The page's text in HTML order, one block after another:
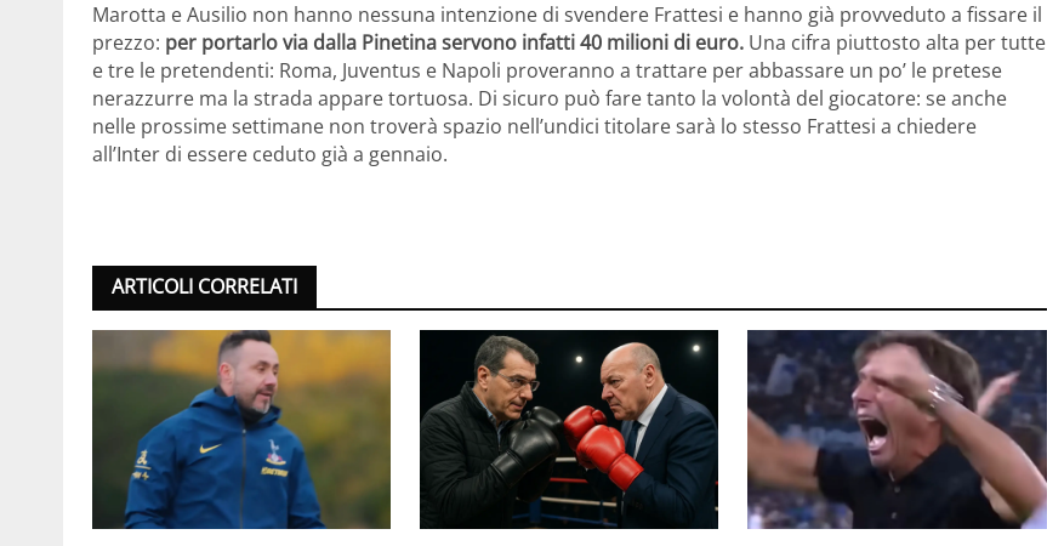
Marotta e Ausilio non hanno nessuna intenzione di svendere Frattesi e hanno già provveduto a fissare il
prezzo: per portarlo via dalla Pinetina servono infatti 40 milioni di euro. Una cifra piuttosto alta per tutte
e tre le pretendenti: Roma, Juventus e Napoli proveranno a trattare per abbassare un po’ le pretese
nerazzurre ma la strada appare tortuosa. Di sicuro può fare tanto la volontà del giocatore: se anche
nelle prossime settimane non troverà spazio nell’undici titolare sarà lo stesso Frattesi a chiedere
all’Inter di essere ceduto già a gennaio.
ARTICOLI CORRELATI